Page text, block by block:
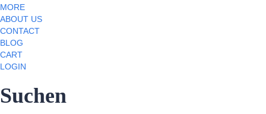
MORE
ABOUT US
CONTACT
BLOG
CART
LOGIN
Suchen